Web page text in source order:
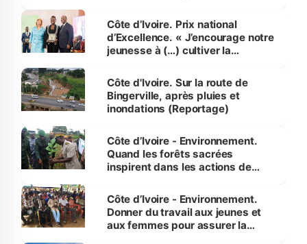
Côte d’Ivoire. Prix national
d’Excellence. « J’encourage notre
jeunesse à (…) cultiver la
(Alassane Ouattara
Côte d'Ivoire. Sur la route de
Bingerville, après pluies et
inondations (Reportage)
Côte d’Ivoire - Environnement.
Quand les forêts sacrées
inspirent dans les actions de
Côte d’Ivoire - Environnement.
Donner du travail aux jeunes et
aux femmes pour assurer la